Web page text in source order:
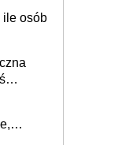
ile osób